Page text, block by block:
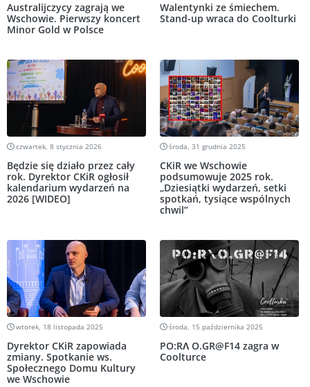
Australijczycy zagrają we
Wschowie. Pierwszy koncert
Minor Gold w Polsce
Walentynki ze śmiechem.
Stand-up wraca do Coolturki
czwartek, 8 stycznia 2026
Będzie się działo przez cały
rok. Dyrektor CKiR ogłosił
kalendarium wydarzeń na
2026 [WIDEO]
środa, 31 grudnia 2025
CKiR we Wschowie
podsumowuje 2025 rok.
„Dziesiątki wydarzeń, setki
spotkań, tysiące wspólnych
chwil”
wtorek, 18 listopada 2025
Dyrektor CKiR zapowiada
zmiany. Spotkanie ws.
Społecznego Domu Kultury
we Wschowie
środa, 15 października 2025
PO:RΛ O.GR@F14 zagra w
Coolturce